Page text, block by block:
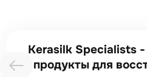
Kerasilk Specialists
продукты для